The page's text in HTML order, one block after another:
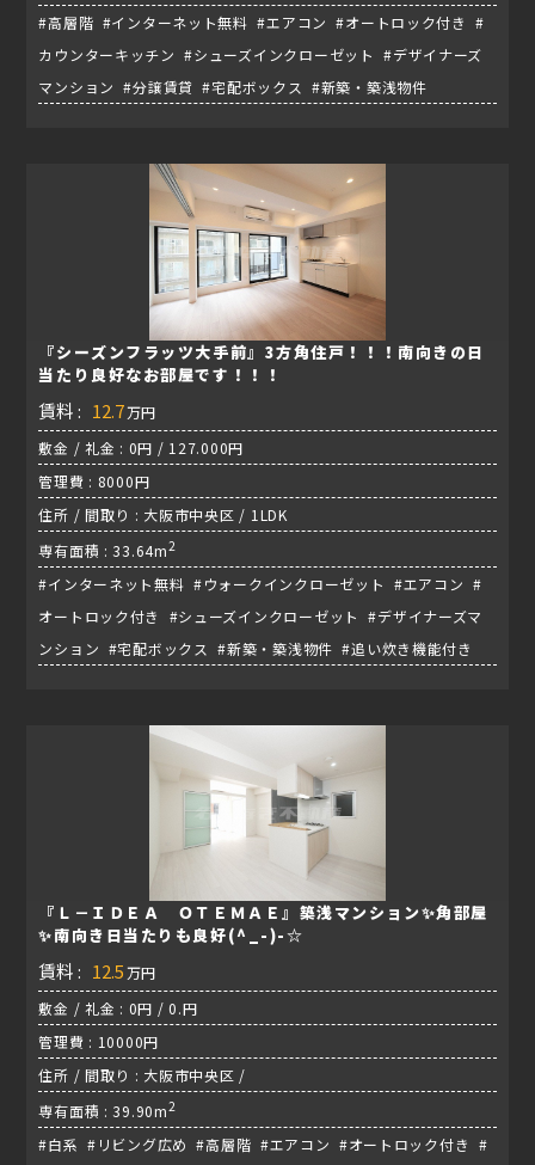
#高層階 #インターネット無料 #エアコン #オートロック付き #
カウンターキッチン #シューズインクローゼット #デザイナーズ
マンション #分譲賃貸 #宅配ボックス #新築・築浅物件
『シーズンフラッツ大手前』3方角住戸！！！南向きの日
当たり良好なお部屋です！！！
賃料 : 12.7万円
敷金 / 礼金 : 0円 / 127.000円
管理費 : 8000円
住所 / 間取り : 大阪市中央区 / 1LDK
専有面積 : 33.64m2
#インターネット無料 #ウォークインクローゼット #エアコン #
オートロック付き #シューズインクローゼット #デザイナーズマ
ンション #宅配ボックス #新築・築浅物件 #追い炊き機能付き
『Ｌ－ＩＤＥＡ ＯＴＥＭＡＥ』築浅マンション✨角部屋
✨南向き日当たりも良好(^_-)-☆
賃料 : 12.5 万円
敷金 / 礼金 : 0円 / 0.円
管理費 : 10000円
住所 / 間取り : 大阪市中央区 /
専有面積 : 39.90m2
#白系 #リビング広め #高層階 #エアコン #オートロック付き #